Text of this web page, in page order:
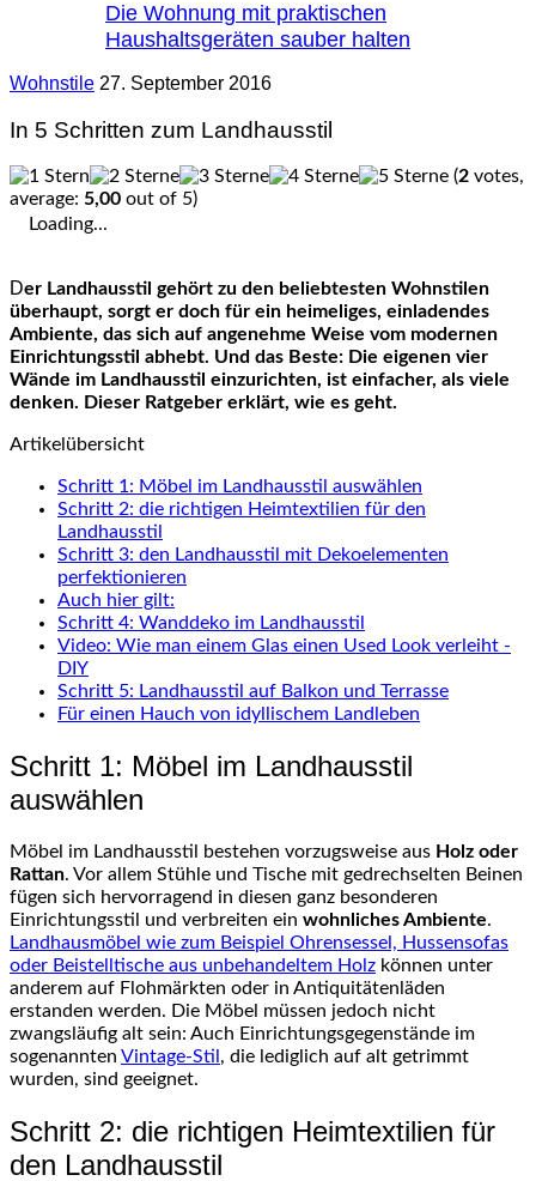
Die Wohnung mit praktischen
Haushaltsgeräten sauber halten
Wohnstile 27. September 2016
In 5 Schritten zum Landhausstil
(2 votes,
average: 5,00 out of 5)
Loading...
Der Landhausstil gehört zu den beliebtesten Wohnstilen
überhaupt, sorgt er doch für ein heimeliges, einladendes
Ambiente, das sich auf angenehme Weise vom modernen
Einrichtungsstil abhebt. Und das Beste: Die eigenen vier
Wände im Landhausstil einzurichten, ist einfacher, als viele
denken. Dieser Ratgeber erklärt, wie es geht.
Artikelübersicht
Schritt 1: Möbel im Landhausstil auswählen
Schritt 2: die richtigen Heimtextilien für den
Landhausstil
Schritt 3: den Landhausstil mit Dekoelementen
perfektionieren
Auch hier gilt:
Schritt 4: Wanddeko im Landhausstil
Video: Wie man einem Glas einen Used Look verleiht -
DIY
Schritt 5: Landhausstil auf Balkon und Terrasse
Für einen Hauch von idyllischem Landleben
Schritt 1: Möbel im Landhausstil
auswählen
Möbel im Landhausstil bestehen vorzugsweise aus Holz oder
Rattan. Vor allem Stühle und Tische mit gedrechselten Beinen
fügen sich hervorragend in diesen ganz besonderen
Einrichtungsstil und verbreiten ein wohnliches Ambiente.
Landhausmöbel wie zum Beispiel Ohrensessel, Hussensofas
oder Beistelltische aus unbehandeltem Holz können unter
anderem auf Flohmärkten oder in Antiquitätenläden
erstanden werden. Die Möbel müssen jedoch nicht
zwangsläufig alt sein: Auch Einrichtungsgegenstände im
sogenannten Vintage-Stil , die lediglich auf alt getrimmt
wurden, sind geeignet.
Schritt 2: die richtigen Heimtextilien für
den Landhausstil